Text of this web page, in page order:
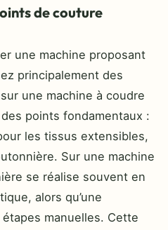
de couture
une machine proposant
principalement des
une machine à coudre
points fondamentaux :
les tissus extensibles,
Sur une machine
se réalise souvent en
alors qu’une
manuelles. Cette